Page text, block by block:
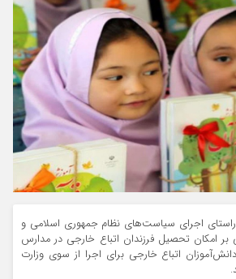
راستای اجرای سیاست‌های نظام جمهوری اسلامی و
بر امکان تحصیل فرزندان اتباع خارجی در مدارس
اتباع خارجی برای اجرا از سوی وزارت